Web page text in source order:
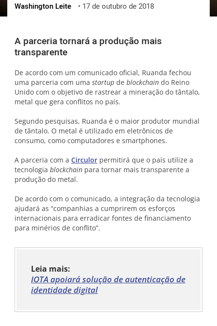
ქართული
Washington Leite • 17 de outubro de 2018
A parceria tornará a produção mais
transparente
De acordo com um comunicado oficial, Ruanda fechou
uma parceria com uma startup de blockchain do Reino
Unido com o objetivo de rastrear a mineração do tântalo,
metal que gera conflitos no país.
Segundo pesquisas, Ruanda é o maior produtor mundial
de tântalo. O metal é utilizado em eletrônicos de
consumo, como computadores e smartphones.
A parceria com a Circulor permitirá que o país utilize a
tecnologia blockchain para tornar mais transparente a
produção do metal.
De acordo com o comunicado, a integração da tecnologia
ajudará as “companhias a cumprirem os esforços
internacionais para erradicar fontes de financiamento
para minérios de conflito”.
Leia mais:
IOTA apoiará solução de autenticação de
identidade digital